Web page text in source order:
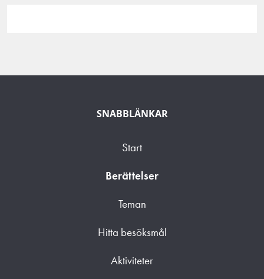
SNABBLÄNKAR
Start
Berättelser
Teman
Hitta besöksmål
Aktiviteter